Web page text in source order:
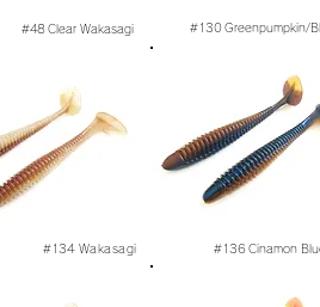
#48 Clear Wakasagi #130 Greenpumpkin/
#134Wakasagi #136 Cinamon